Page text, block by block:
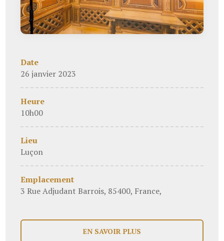
Date
26 janvier 2023
Heure
10h00
Lieu
Luçon
Emplacement
3 Rue Adjudant Barrois, 85400, France,
EN SAVOIR PLUS